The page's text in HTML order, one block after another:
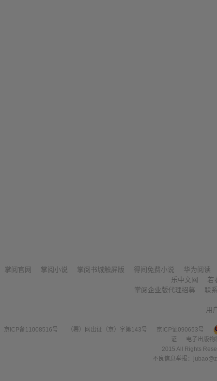
掌阅官网 掌阅小说 掌阅书城触屏版 得间免费小说
华为阅读
乐中文网
若
掌阅企业版代理招募
联
用
京ICP备11008516号 （署）网出证（京）字第143号
京ICP证090653号
证
电子出版
2015 All Rights
不良信息举报：